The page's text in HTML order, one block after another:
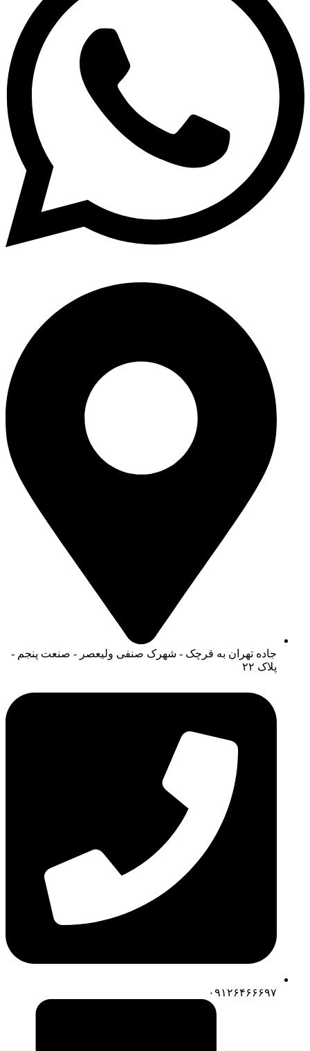
جاده تهران به قرچک - شهرک صنفی ولیعصر - صنعت پنجم -
پلاک ۲۲
۰۹۱۲۶۴۶۶۶۹۷